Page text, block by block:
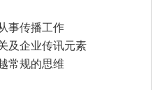
事传播工作
及企业传讯元素
常规的思维